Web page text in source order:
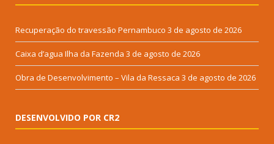
Recuperação do travessão Pernambuco 3 de agosto de 2026
Caixa d’agua Ilha da Fazenda 3 de agosto de 2026
Obra de Desenvolvimento – Vila da Ressaca 3 de agosto de 2026
DESENVOLVIDO POR CR2